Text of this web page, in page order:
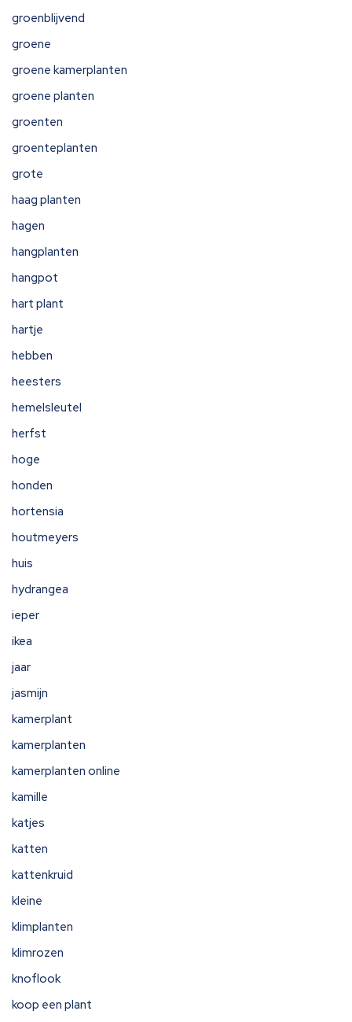
groenblijvend
groene
groene kamerplanten
groene planten
groenten
groenteplanten
grote
haag planten
hagen
hangplanten
hangpot
hart plant
hartje
hebben
heesters
hemelsleutel
herfst
hoge
honden
hortensia
houtmeyers
huis
hydrangea
ieper
ikea
jaar
jasmijn
kamerplant
kamerplanten
kamerplanten online
kamille
katjes
katten
kattenkruid
kleine
klimplanten
klimrozen
knoflook
koop een plant